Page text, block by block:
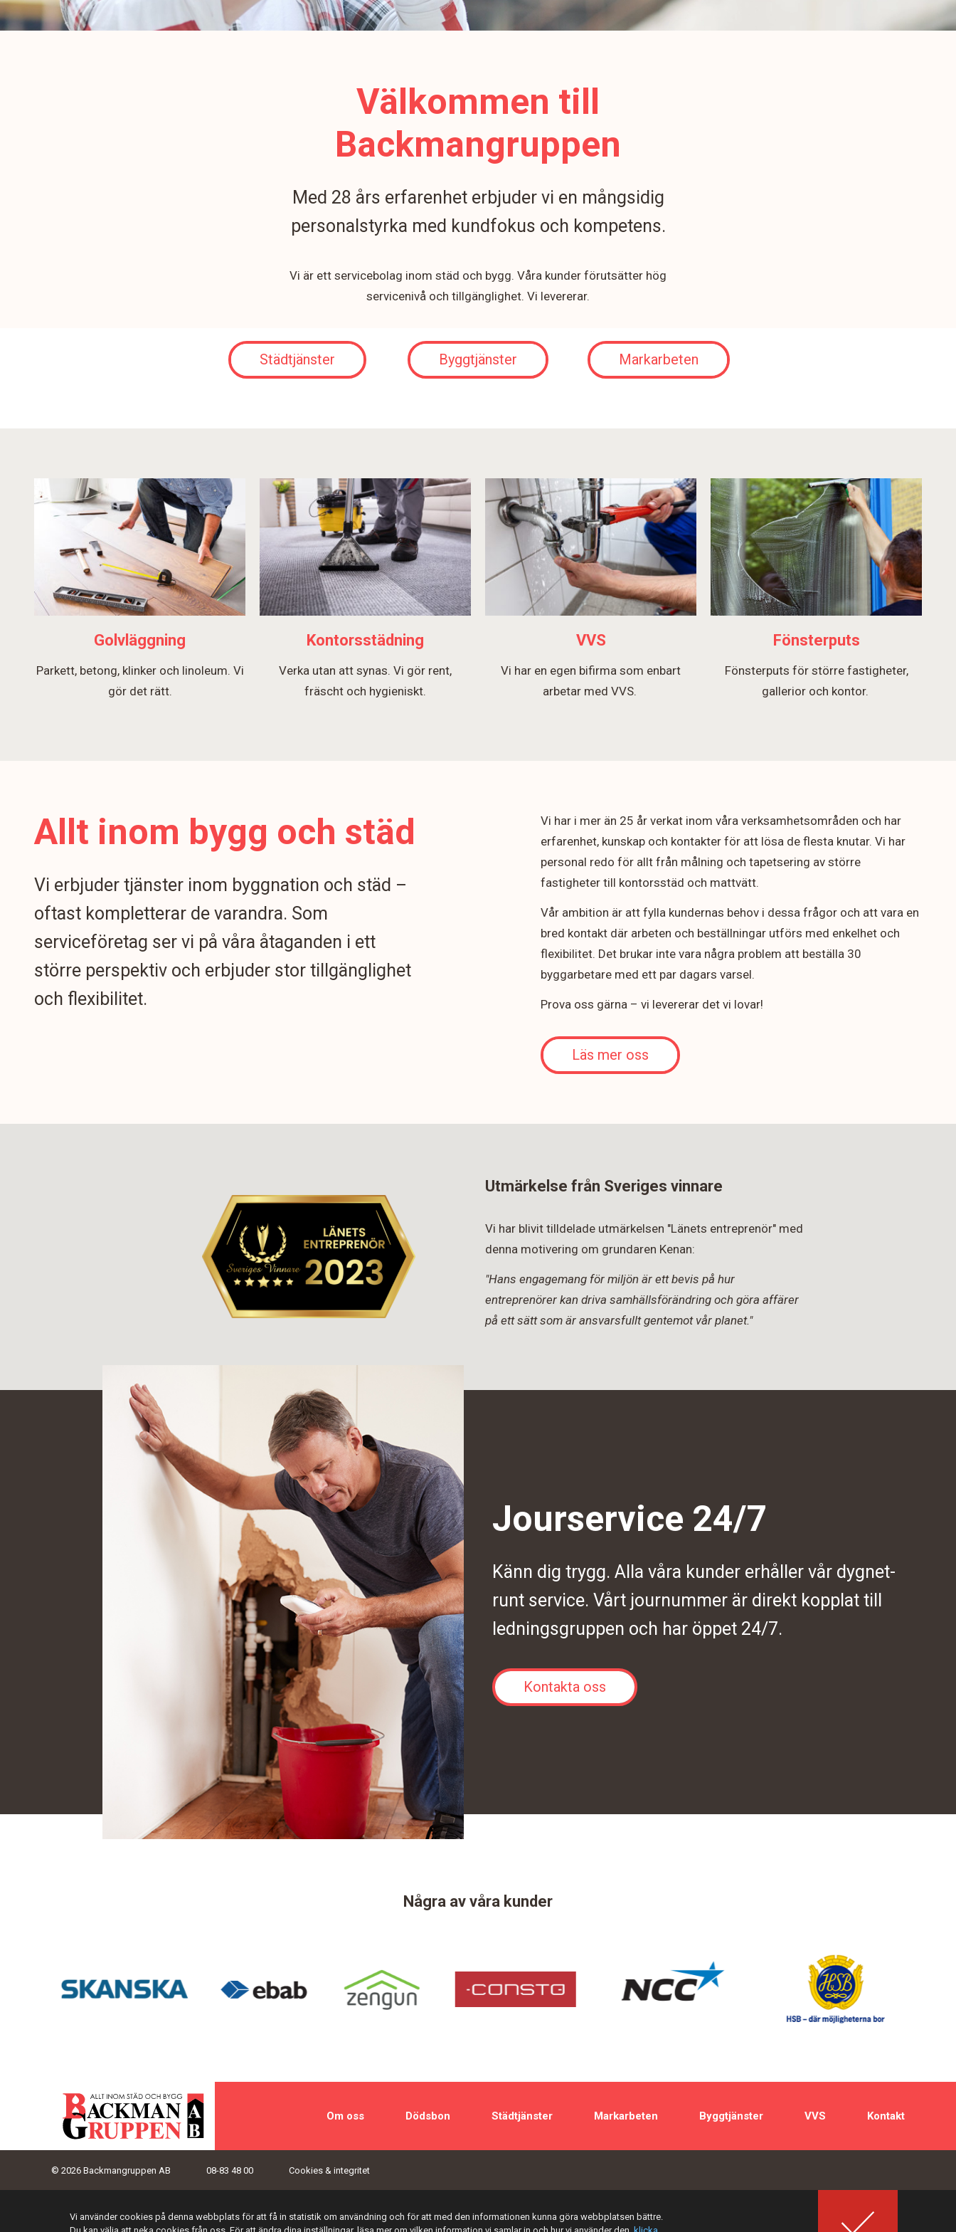
Välkommen till
Backmangruppen
Med 28 års erfarenhet erbjuder vi en mångsidig
personalstyrka med kundfokus och kompetens.
Vi är ett servicebolag inom städ och bygg. Våra kunder förutsätter hög
servicenivå och tillgänglighet. Vi levererar.
Städtjänster Byggtjänster Markarbeten
Golvläggning
Parkett, betong, klinker och linoleum. Vi
gör det rätt.
Kontorsstädning
Verka utan att synas. Vi gör rent,
fräscht och hygieniskt.
VVS
Vi har en egen bifirma som enbart
arbetar med VVS.
Fönsterputs
Fönsterputs för större fastigheter,
gallerior och kontor.
Allt inom bygg och städ
Vi erbjuder tjänster inom byggnation och städ –
oftast kompletterar de varandra. Som
serviceföretag ser vi på våra åtaganden i ett
större perspektiv och erbjuder stor tillgänglighet
och flexibilitet.
Vi har i mer än 25 år verkat inom våra verksamhetsområden och har
erfarenhet, kunskap och kontakter för att lösa de flesta knutar. Vi har
personal redo för allt från målning och tapetsering av större
fastigheter till kontorsstäd och mattvätt.
Vår ambition är att fylla kundernas behov i dessa frågor och att vara en
bred kontakt där arbeten och beställningar utförs med enkelhet och
flexibilitet. Det brukar inte vara några problem att beställa 30
byggarbetare med ett par dagars varsel.
Prova oss gärna – vi levererar det vi lovar!
Läs mer oss
Utmärkelse från Sveriges vinnare
Vi har blivit tilldelade utmärkelsen "Länets entreprenör" med
denna motivering om grundaren Kenan:
"Hans engagemang för miljön är ett bevis på hur
entreprenörer kan driva samhällsförändring och göra affärer
på ett sätt som är ansvarsfullt gentemot vår planet."
Jourservice 24/7
Känn dig trygg. Alla våra kunder erhåller vår dygnet-
runt service. Vårt journummer är direkt kopplat till
ledningsgruppen och har öppet 24/7.
Kontakta oss
Några av våra kunder
Om oss Dödsbon Städtjänster Markarbeten Byggtjänster VVS Kontakt
© 2026 Backmangruppen AB 08-83 48 00 Cookies & integritet
Vi använder cookies på denna webbplats för att få in statistik om användning och för att med den informationen kunna göra webbplatsen bättre.
Du kan välja att neka cookies från oss. För att ändra dina inställningar, läsa mer om vilken information vi samlar in och hur vi använder den, klicka